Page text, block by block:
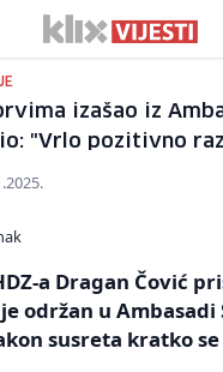
izašao iz
"Vrlo pozitivno
a Dragan Čović
održan u Ambasadi
susreta kratko